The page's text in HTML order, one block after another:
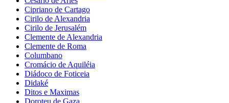
Cipriano de Cartago
Cirilo de Alexandria
Cirilo de Jerusalém
Clemente de Alexandria
Clemente de Roma
Columbano
Cromácio de Aquiléia
Diádoco de Foticeia
Didaké
Ditos e Maximas